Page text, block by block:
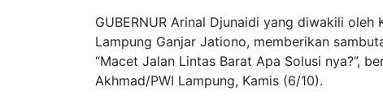
GUBERNUR Arinal Djunaidi yang diwakili
Lampung Ganjar Jationo, memberikan
“Macet Jalan Lintas Barat Apa Solusi nya?”,
Akhmad/PWI Lampung, Kamis (6/10).